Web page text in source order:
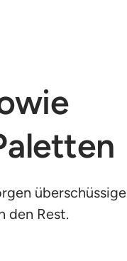
überschüssige
den Rest.